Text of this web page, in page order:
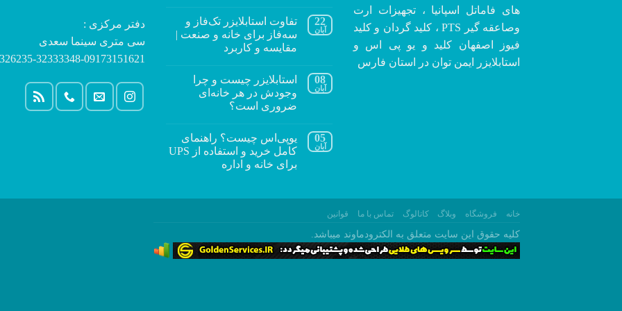
های فاماتل اسپانیا ، تجهیزات ارت
وصاعقه گیر PTS ، کلید گردان و کلید
فیوز اصفهان کلید و یو پی اس و
استابلایزر ایمن توان در استان فارس
22
آبان
تفاوت استابلایزر تک‌فاز و
سه‌فاز برای خانه و صنعت |
مقایسه و کاربرد
08
آبان
استابلایزر چیست و چرا
وجودش در هر خانه‌ای
ضروری است؟
05
آبان
یوپی‌اس چیست؟ راهنمای
کامل خرید و استفاده از UPS
برای خانه و اداره
دفتر مرکزی :
سی متری سینما سعدی
32333348-09173151621
خانه فروشگاه وبلاگ کاتالوگ تماس با ما قوانین
کلیه حقوق این سایت متعلق به الکترودماوند میباشد.